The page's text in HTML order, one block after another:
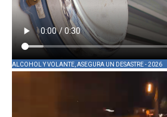
ALCOHOL Y VOLANTE, ASEGURA UN DESASTRE - 2026